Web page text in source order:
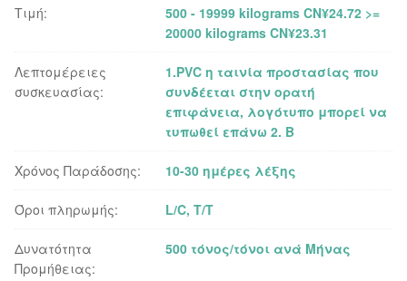
Τιμή:
500 - 19999 kilograms CN¥24.72 >=
20000 kilograms CN¥23.31
Λεπτομέρειες
συσκευασίας:
1.PVC η ταινία προστασίας που
συνδέεται στην ορατή
επιφάνεια, λογότυπο μπορεί να
τυπωθεί επάνω 2. Β
Χρόνος Παράδοσης: 10-30 ημέρες λέξης
Όροι πληρωμής: L/C, T/T
Δυνατότητα
Προμήθειας:
500 τόνος/τόνοι ανά Μήνας